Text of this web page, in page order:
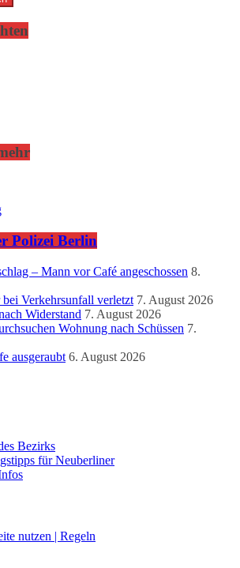
Polizei Berlin
– Mann vor Café angeschossen 8.
Verkehrsunfall verletzt 7. August 2026
Widerstand 7. August 2026
Wohnung nach Schüssen 7.
ausgeraubt 6. August 2026
Bezirks
für Neuberliner
nutzen | Regeln